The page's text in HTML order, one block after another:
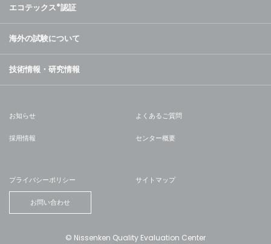
エコテックス®認証
海外の試験について
技術情報・研究情報
お知らせ よくあるご質問
採用情報 センター概要
プライバシーポリシー サイトマップ
お問い合わせ
© Nissenken Quality Evaluation Center